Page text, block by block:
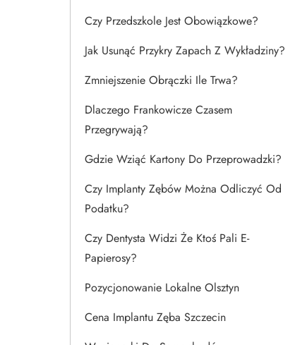
Czy Przedszkole Jest Obowiązkowe?
Jak Usunąć Przykry Zapach Z Wykładziny?
Zmniejszenie Obrączki Ile Trwa?
Dlaczego Frankowicze Czasem
Przegrywają?
Gdzie Wziąć Kartony Do Przeprowadzki?
Czy Implanty Zębów Można Odliczyć Od
Podatku?
Czy Dentysta Widzi Że Ktoś Pali E-
Papierosy?
Pozycjonowanie Lokalne Olsztyn
Cena Implantu Zęba Szczecin